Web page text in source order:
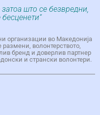
што се безвредни,
организации во Македонија
волонтерството,
бренд и доверлив партнер
и странски волонтери.